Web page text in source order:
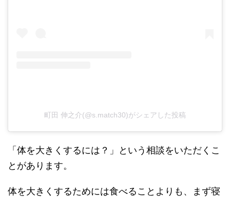
町田 伸之介(@s.match30)がシェアした投稿
「体を大きくするには？」という相談をいただくこ
とがあります。
体を大きくするためには食べることよりも、まず寝